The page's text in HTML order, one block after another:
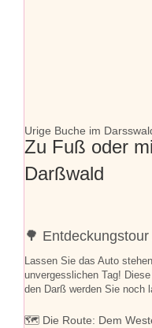
Urige Buche im
Zu Fuß oder
Darßwald
🌳
Lassen Sie das Auto
unvergesslichen Tag!
den Darß werden Sie noch
🗺️ Die Route: Dem